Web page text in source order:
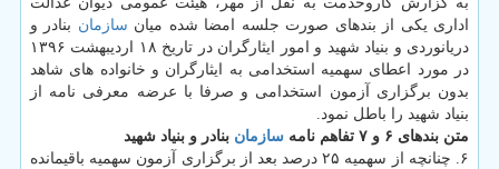
اداری یكی از بندهای صورت جلسه امضا شده میان سازمان بنادر و
دریانوردی و بنیاد شهید و امور ایثارگران در تاریخ ۱۸ اردیبهشت ۱۳۹۶
در مورد اعطای سهمیه استخدامی به ایثارگران و خانواده های شاهد
بدون برگزاری آزمون استخدامی و صرفا با عرضه معرفی نامه از
بنیاد شهید را باطل نمود.
متن بندهای ۶ و ۷ تفاهم نامه
سازمان بنادر و بنیاد شهید
۶. چنانچه از سهمیه ۲۵ درصد بعد از برگزاری آزمون سهمیه باقیمانده